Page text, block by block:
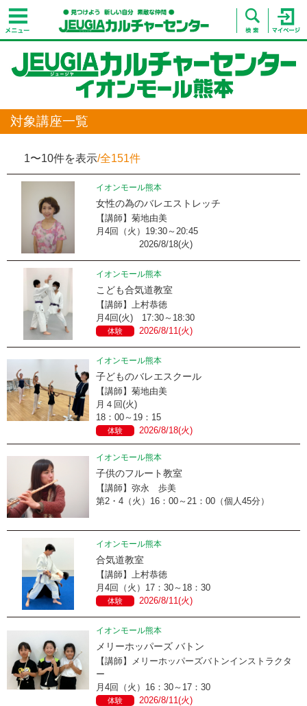
対象講座一覧
1〜10件を表示/全151件
イオンモール熊本
女性の為のバレエストレッチ
【講師】菊地由美
月4回（火）19:30～20:45
2026/8/18(火)
イオンモール熊本
こども合気道教室
【講師】上村恭徳
月4回(火) 17:30～18:30
体験 2026/8/11(火)
イオンモール熊本
子どものバレエスクール
【講師】菊地由美
月４回(火)
18：00～19：15
体験 2026/8/18(火)
イオンモール熊本
子供のフルート教室
【講師】弥永 歩美
第2・4（火）16：00～21：00（個人45分）
イオンモール熊本
合気道教室
【講師】上村恭徳
月4回（火）17：30～18：30
体験 2026/8/11(火)
イオンモール熊本
メリーホッパーズ バトン
【講師】メリーホッパーズバトンインストラクタ
ー
月4回（火）16：30～17：30
体験 2026/8/11(火)